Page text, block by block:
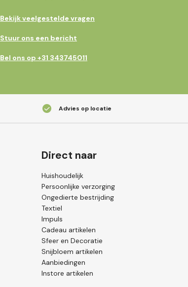
Bekijk veelgestelde vragen
Stuur ons een bericht
Bel ons op +31 343745011
Advies op locatie
Direct naar
Huishoudelijk
Persoonlijke verzorging
Ongedierte bestrijding
Textiel
Impuls
Cadeau artikelen
Sfeer en Decoratie
Snijbloem artikelen
Aanbiedingen
Instore artikelen